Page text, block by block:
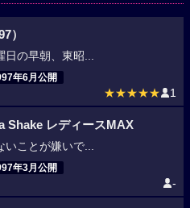
）
日の早朝、東昭...
年6月公開
★★★★★ 1
Shake レディースMAX
いことが嫌いで...
年3月公開
-